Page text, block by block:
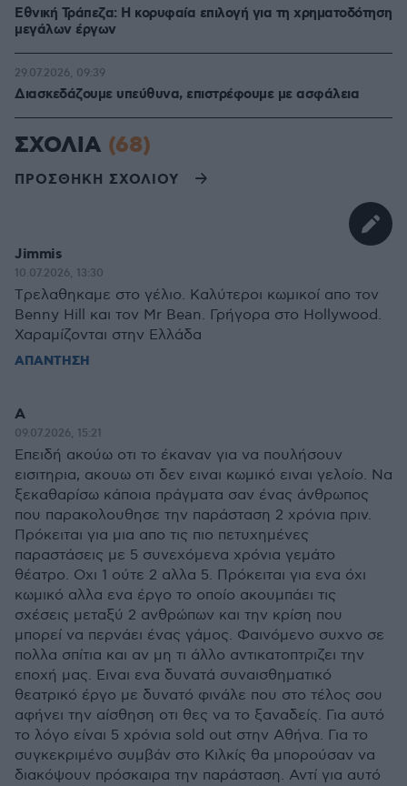
Εθνική Τράπεζα: Η κορυφαία επιλογή για τη χρηματοδότηση
μεγάλων έργων
Διασκεδάζουμε υπεύθυνα, επιστρέφουμε με ασφάλεια
29.07.2026, 09:39
ΣΧΟΛΙΑ (68)
ΠΡΟΣΘΗΚΗ ΣΧΟΛΙΟΥ
Jimmis
10.07.2026, 13:30
Tρελαθηκαμε στο γέλιο. Καλύτεροι κωμικοί απο τον
Benny Hill και τον Mr Bean. Γρήγορα στο Hollywood.
Χαραμίζονται στην Ελλάδα
ΑΠΑΝΤΗΣΗ
Α
09.07.2026, 15:21
Επειδή ακούω οτι το έκαναν για να πουλήσουν
εισιτηρια, ακουω οτι δεν ειναι κωμικό ειναι γελοίο. Να
ξεκαθαρίσω κάποια πράγματα σαν ένας άνθρωπος
που παρακολουθησε την παράσταση 2 χρόνια πριν.
Πρόκειται για μια απο τις πιο πετυχημένες
παραστάσεις με 5 συνεχόμενα χρόνια γεμάτο
θέατρο. Οχι 1 ούτε 2 αλλα 5. Πρόκειται για ενα όχι
κωμικό αλλα ενα έργο το οποίο ακουμπάει τις
σχέσεις μεταξύ 2 ανθρώπων και την κρίση που
μπορεί να περνάει ένας γάμος. Φαινόμενο συχνο σε
πολλα σπίτια και αν μη τι άλλο αντικατοπτριζει την
εποχή μας. Ειναι ενα δυνατά συναισθηματικό
θεατρικό έργο με δυνατό φινάλε που στο τέλος σου
αφήνει την αίσθηση οτι θες να το ξαναδείς. Για αυτό
το λόγο είναι 5 χρόνια sold out στην Αθήνα. Για το
συγκεκριμένο συμβάν στο Κιλκίς θα μπορούσαν να
διακόψουν πρόσκαιρα την παράσταση. Αντί για αυτό